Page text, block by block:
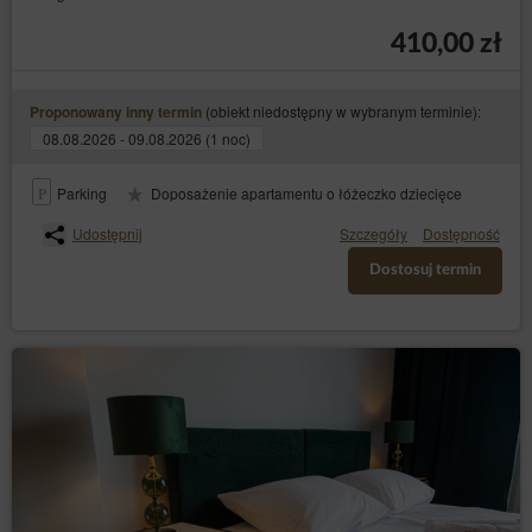
dane zostały lub zostaną ujawnione, o okresie
usunięcia lub ograniczenia przetwarzania
danych osobowych przysługujących osobie,
której dane dotyczą, oraz do wniesienia
do otrzymania kopii danych (art. 15 ust. 3
przetwarzaniu, przy czym pierwsza kopia jest
bezpłatna, a za kolejne kopie Administrator
danych może nałożyć opłatę w rozsądnej
osobowych, które są nieprawidłowe, lub
uzupełnienia niekompletnych danych;
do usunięcia danych (art. 17 RODO)
usunięcia jej danych osobowych, jeżeli
Administrator danych nie ma już podstawy
prawnej do ich przetwarzania lub dane nie są już
410,00 zł
Proponowany inny termin (obiekt niedostępny w wybranym terminie):
08.08.2026 - 09.08.2026 (1 noc)
Parking
Doposażenie apartamentu o łóżeczko dziecięce
Udostępnij
Szczegóły Dostępność
Dostosuj termin